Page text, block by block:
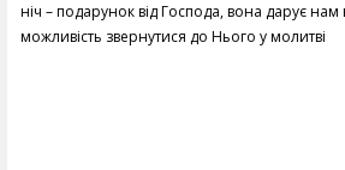
ніч – подарунок від Господа, вона дарує нам
можливість звернутися до Нього у молитві